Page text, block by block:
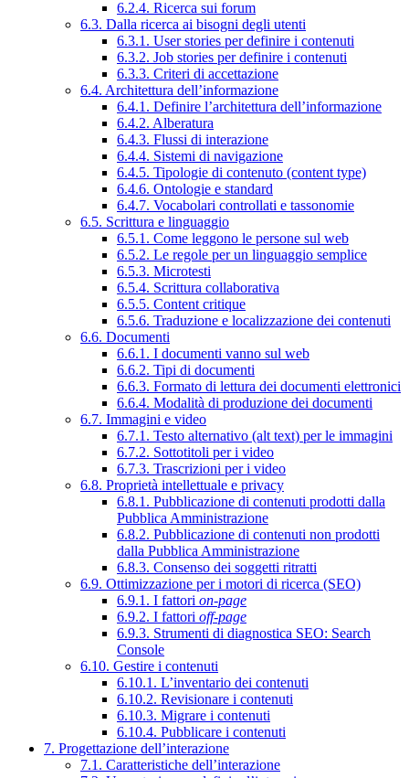
6.2.4. Ricerca sui forum
6.3. Dalla ricerca ai bisogni degli utenti
6.3.1. User stories per definire i contenuti
6.3.2. Job stories per definire i contenuti
6.3.3. Criteri di accettazione
6.4. Architettura dell’informazione
6.4.1. Definire l’architettura dell’informazione
6.4.2. Alberatura
6.4.3. Flussi di interazione
6.4.4. Sistemi di navigazione
6.4.5. Tipologie di contenuto (content type)
6.4.6. Ontologie e standard
6.4.7. Vocabolari controllati e tassonomie
6.5. Scrittura e linguaggio
6.5.1. Come leggono le persone sul web
6.5.2. Le regole per un linguaggio semplice
6.5.3. Microtesti
6.5.4. Scrittura collaborativa
6.5.5. Content critique
6.5.6. Traduzione e localizzazione dei contenuti
6.6. Documenti
6.6.1. I documenti vanno sul web
6.6.2. Tipi di documenti
6.6.3. Formato di lettura dei documenti elettronici
6.6.4. Modalità di produzione dei documenti
6.7. Immagini e video
6.7.1. Testo alternativo (alt text) per le immagini
6.7.2. Sottotitoli per i video
6.7.3. Trascrizioni per i video
6.8. Proprietà intellettuale e privacy
6.8.1. Pubblicazione di contenuti prodotti dalla
Pubblica Amministrazione
6.8.2. Pubblicazione di contenuti non prodotti
dalla Pubblica Amministrazione
6.8.3. Consenso dei soggetti ritratti
6.9. Ottimizzazione per i motori di ricerca (SEO)
6.9.1. I fattori on-page
6.9.2. I fattori off-page
6.9.3. Strumenti di diagnostica SEO: Search
Console
6.10. Gestire i contenuti
6.10.1. L’inventario dei contenuti
6.10.2. Revisionare i contenuti
6.10.3. Migrare i contenuti
6.10.4. Pubblicare i contenuti
7. Progettazione dell’interazione
7.1. Caratteristiche dell’interazione